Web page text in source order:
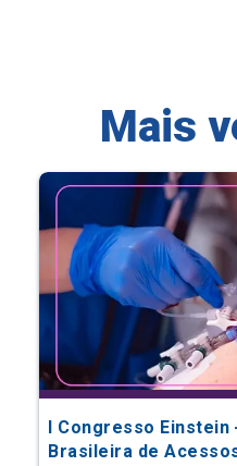
Mais
I Congresso Einstein
Brasileira de